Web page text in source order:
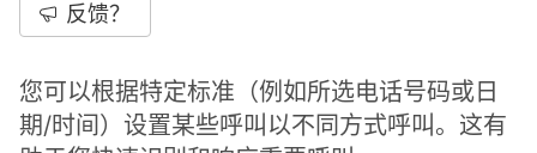
反馈？
您可以根据特定标准（例如所选电话号码或日
期/时间）设置某些呼叫以不同方式呼叫。这有